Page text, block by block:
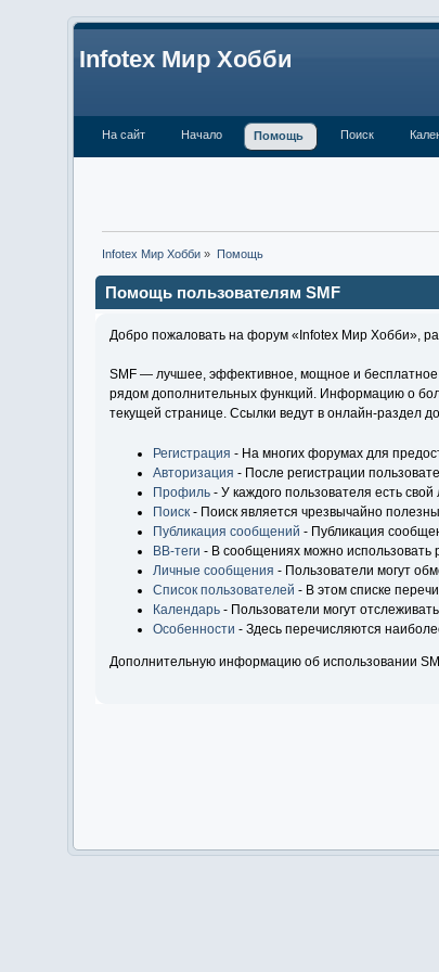
Infotex Мир Хобби
На сайт Начало Помощь Поиск
Infotex Мир Хобби » Помощь
Помощь пользователям SMF
Добро пожаловать на форум «Infotex Мир Хобби»,
SMF — лучшее, эффективное, мощное и бесплатное
рядом дополнительных функций. Информацию о
текущей странице. Ссылки ведут в онлайн-раздел
Регистрация - На многих форумах для
Авторизация - После регистрации
Профиль- У каждого пользователя есть
Поиск- Поиск является чрезвычайно
Публикация сообщений - Публикация
BB-теги - В сообщениях можно использовать
Личные сообщения - Пользователи могут
Список пользователей - В этом списке
Календарь- Пользователи могут
Особенности - Здесь перечисляются
Дополнительную информацию об использовании